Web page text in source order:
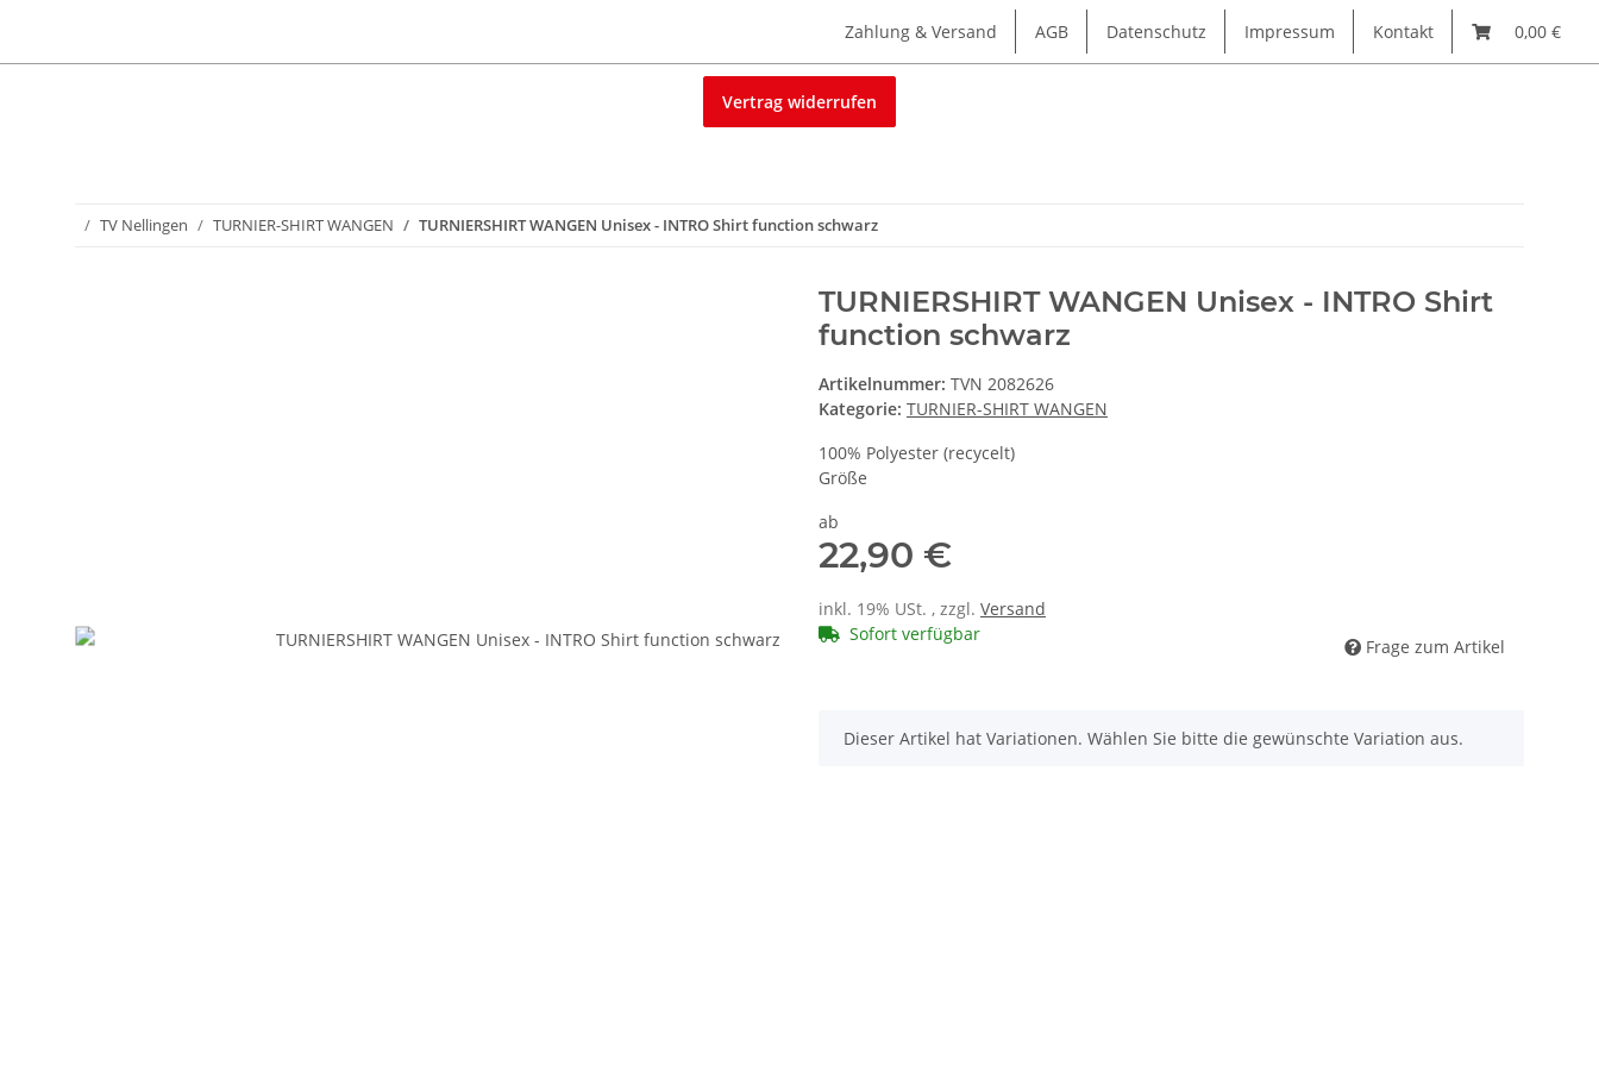
Zahlung & Versand AGB Datenschutz Impressum Kontakt 0,00 €
Vertrag widerrufen
TV Nellingen TURNIER-SHIRT WANGEN TURNIERSHIRT WANGEN Unisex - INTRO Shirt function schwarz
TURNIERSHIRT WANGEN Unisex - INTRO Shirt
function schwarz
Artikelnummer: TVN 2082626
Kategorie: TURNIER-SHIRT WANGEN
100% Polyester (recycelt)
Größe
ab
22,90 €
inkl. 19% USt. , zzgl. Versand
Sofort verfügbar
Frage zum Artikel
x
Dieser Artikel hat Variationen. Wählen Sie bitte die gewünschte Variation aus.